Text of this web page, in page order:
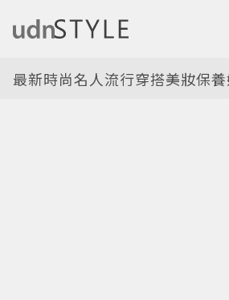
最新時尚名人流行穿搭美妝保養